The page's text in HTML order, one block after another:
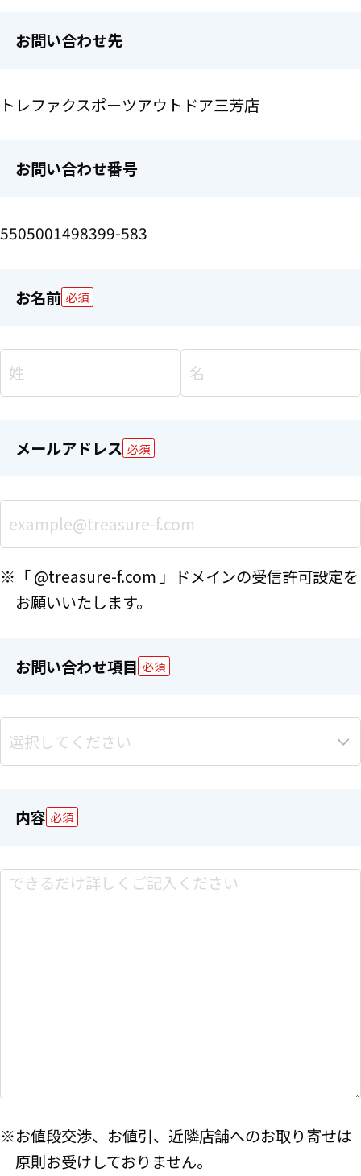
お問い合わせ先
トレファクスポーツアウトドア三芳店
お問い合わせ番号
5505001498399-583
お名前 必須
メールアドレス 必須
※「 @treasure-f.com 」ドメインの受信許可設定を
お願いいたします。
お問い合わせ項目 必須
内容 必須
※お値段交渉、お値引、近隣店舗へのお取り寄せは
原則お受けしておりません。